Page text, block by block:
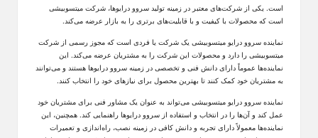
است. یکی از شرکت‌های معتبر در زمینه تولید سروو درایوها، شرکت میتسوبیشی
است که محصولات با کیفیت و با قابلیت‌های برتری را به بازار عرضه می‌کند.
نماینده سروو درایو میتسوبیشی یک شرکت یا فردی است که مجوز رسمی از شرکت
میتسوبیشی را دارد و محصولات این شرکت را به مشتریان عرضه می‌کند. این
نماینده‌ها عموماً دارای دانش فنی و تخصصی در زمینه سروو درایوها هستند و می‌توانند
به مشتریان خود کمک کنند تا بهترین محصول برای نیازهای خود را انتخاب کنند.
نماینده سروو درایو میتسوبیشی می‌تواند به عنوان یک مشاور فنی برای مشتریان خود
عمل کند و آن‌ها را در انتخاب و استفاده از سروو درایوها راهنمایی کند. همچنین، این
نماینده‌ها معمولاً دارای تجربه و دانش کافی در زمینه نصب، راه‌اندازی و تعمیرات